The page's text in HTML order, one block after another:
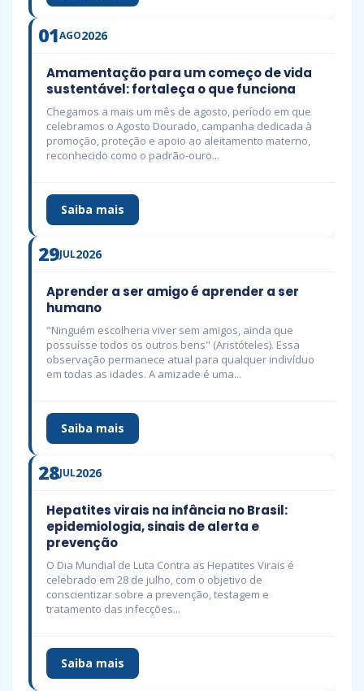
01AGO2026
Amamentação para um começo de vida
sustentável: fortaleça o que funciona
Chegamos a mais um mês de agosto, período em que
celebramos o Agosto Dourado, campanha dedicada à
promoção, proteção e apoio ao aleitamento materno,
reconhecido como o padrão-ouro...
Saiba mais
29JUL2026
Aprender a ser amigo é aprender a ser
humano
"Ninguém escolheria viver sem amigos, ainda que
possuísse todos os outros bens" (Aristóteles). Essa
observação permanece atual para qualquer indivíduo
em todas as idades. A amizade é uma...
Saiba mais
28JUL2026
Hepatites virais na infância no Brasil:
epidemiologia, sinais de alerta e
prevenção
O Dia Mundial de Luta Contra as Hepatites Virais é
celebrado em 28 de julho, com o objetivo de
conscientizar sobre a prevenção, testagem e
tratamento das infecções...
Saiba mais